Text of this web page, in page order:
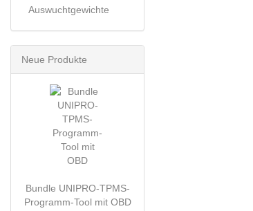
Auswuchtgewichte
Neue Produkte
Bundle UNIPRO-TPMS-
Programm-Tool mit OBD